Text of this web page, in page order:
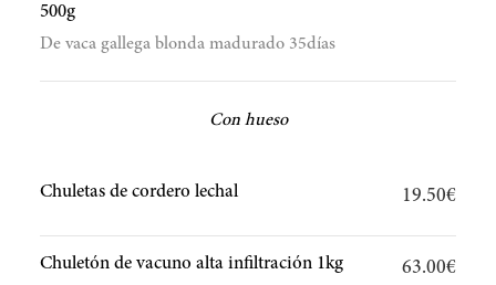
500g
De vaca gallega blonda madurado 35días
Con hueso
Chuletas de cordero lechal 19.50€
Chuletón de vacuno alta infiltración 1kg 63.00€